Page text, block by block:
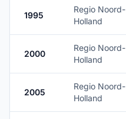
1995
Regio Noord-
Holland
2000
Regio Noord-
Holland
2005
Regio Noord-
Holland